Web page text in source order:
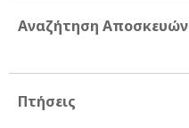
Αναζήτηση Αποσκευών
Πτήσεις